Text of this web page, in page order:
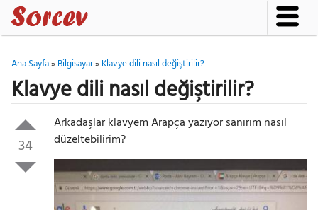
Ana Sayfa»Bilgisayar»Klavye dili nasıl değiştirilir?
Klavye dili nasıl değiştirilir?
34
Arkadaşlar klavyem Arapça yazıyor sanırım nasıl
düzeltebilirim?